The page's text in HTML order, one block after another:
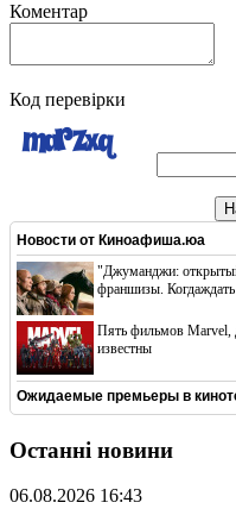
Коментар
Код перевірки
Новости от Киноафиша.юа
"Джуманджи:
франшизы.
Пять фильмов Marvel,
известны
Ожидаемые премьеры в
Останні новини
06.08.2026 16:43